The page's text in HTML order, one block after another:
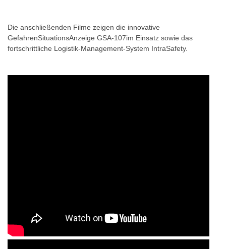
Die anschließenden Filme zeigen die innovative
GefahrenSituationsAnzeige GSA-107im Einsatz sowie das
fortschrittliche Logistik-Management-System IntraSafety.